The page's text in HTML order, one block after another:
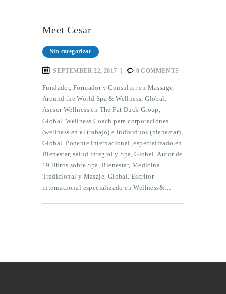
Meet Cesar
Sin categorizar
SEPTEMBER 22, 2017 0 COMMENTS
Fundador, Formador y Consultor en Massage
Around the World Spa & Wellness, Global.
Asesor Wellness en The Fat Duck Group,
Global. Wellness Coach para corporaciones
(wellness en el trabajo) e individuos (bienestar),
Global. Ponente internacional, especializado en
Bienestar, salud integral y Spa, Global. Autor de
19 libros sobre Spa, Bienestar, Medicina
Tradicional y Masaje, Global. Escritor
internacional especializado en Wellness&…